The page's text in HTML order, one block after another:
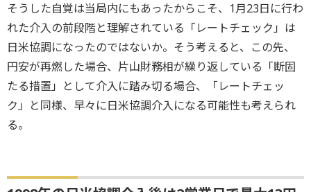
そうした自覚は当局内にもあったからこそ、1月23日に行わ
れた介入の前段階と理解されている「レートチェック」は
日米協調になったのではないか。そう考えると、この先、
円安が再燃した場合、片山財務相が繰り返している「断固
たる措置」として介入に踏み切る場合、「レートチェッ
ク」と同様、早々に日米協調介入になる可能性も考えられ
る。